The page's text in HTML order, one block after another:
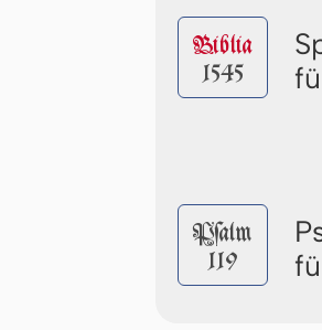
Biblia
1545
Pſalm
119